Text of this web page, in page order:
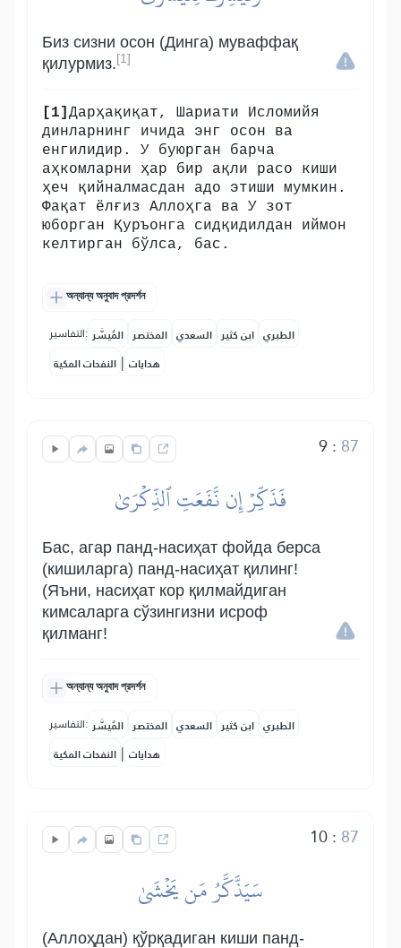
Биз сизни осон (Динга) муваффақ
қилурмиз. [1]
[1] Дарҳақиқат, Шариати Исломийя
динларнинг ичида энг осон ва
енгилидир. У буюрган барча
аҳкомларни ҳар бир ақли расо киши
ҳеч қийналмасдан адо этиши мумкин.
Фақат ёлғиз Аллоҳга ва У зот
юборган Қуръонга сидқидилдан иймон
келтирган бўлса, бас.
অন্যান্য অনুবাদ প্রদর্শন
التفاسير: المُيسَّر المختصر السعدي ابن كثير الطبري
النفحات المكية | هدايات
9: 87
فَذَكِّرۡ إِن نَّفَعَتِ ٱلذِّكۡرَىٰ
Бас, агар панд-насиҳат фойда берса
(кишиларга) панд-насиҳат қилинг!
(Яъни, насиҳат кор қилмайдиган
кимсаларга сўзингизни исроф
қилманг!
অন্যান্য অনুবাদ প্রদর্শন
التفاسير: المُيسَّر المختصر السعدي ابن كثير الطبري
النفحات المكية | هدايات
10: 87
سَيَذَّكَّرُ مَن يَخۡشَىٰ
(Аллоҳдан) қўрқадиган киши панд-